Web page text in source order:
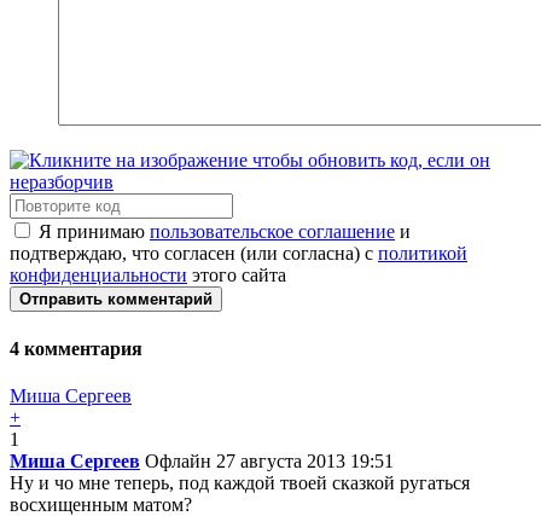
Я принимаю пользовательское соглашение и
подтверждаю, что согласен (или согласна) с политикой
конфиденциальности этого сайта
Отправить комментарий
4 комментария
Миша Сергеев
+
1
Миша Сергеев Офлайн 27 августа 2013 19:51
Ну и чо мне теперь, под каждой твоей сказкой ругаться
восхищенным матом?